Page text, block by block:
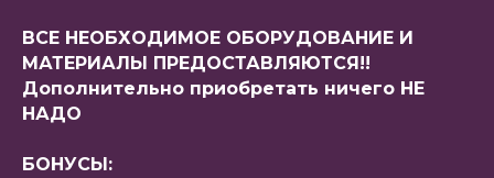
ВСЕ НЕОБХОДИМОЕ ОБОРУДОВАНИЕ И
МАТЕРИАЛЫ ПРЕДОСТАВЛЯЮТСЯ!!
Дополнительно приобретать ничего НЕ
НАДО
БОНУСЫ: